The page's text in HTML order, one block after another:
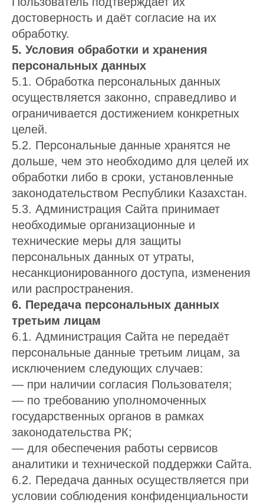
достоверность и даёт согласие на их
обработку.
5. Условия обработки и хранения
персональных данных
5.1. Обработка персональных данных
осуществляется законно, справедливо и
ограничивается достижением конкретных
целей.
5.2. Персональные данные хранятся не
дольше, чем это необходимо для целей их
обработки либо в сроки, установленные
законодательством Республики Казахстан.
5.3. Администрация Сайта принимает
необходимые организационные и
технические меры для защиты
персональных данных от утраты,
несанкционированного доступа, изменения
или распространения.
6. Передача персональных данных
третьим лицам
6.1. Администрация Сайта не передаёт
персональные данные третьим лицам, за
исключением следующих случаев:
— при наличии согласия Пользователя;
— по требованию уполномоченных
государственных органов в рамках
законодательства РК;
— для обеспечения работы сервисов
аналитики и технической поддержки Сайта.
6.2. Передача данных осуществляется при
условии соблюдения конфиденциальности